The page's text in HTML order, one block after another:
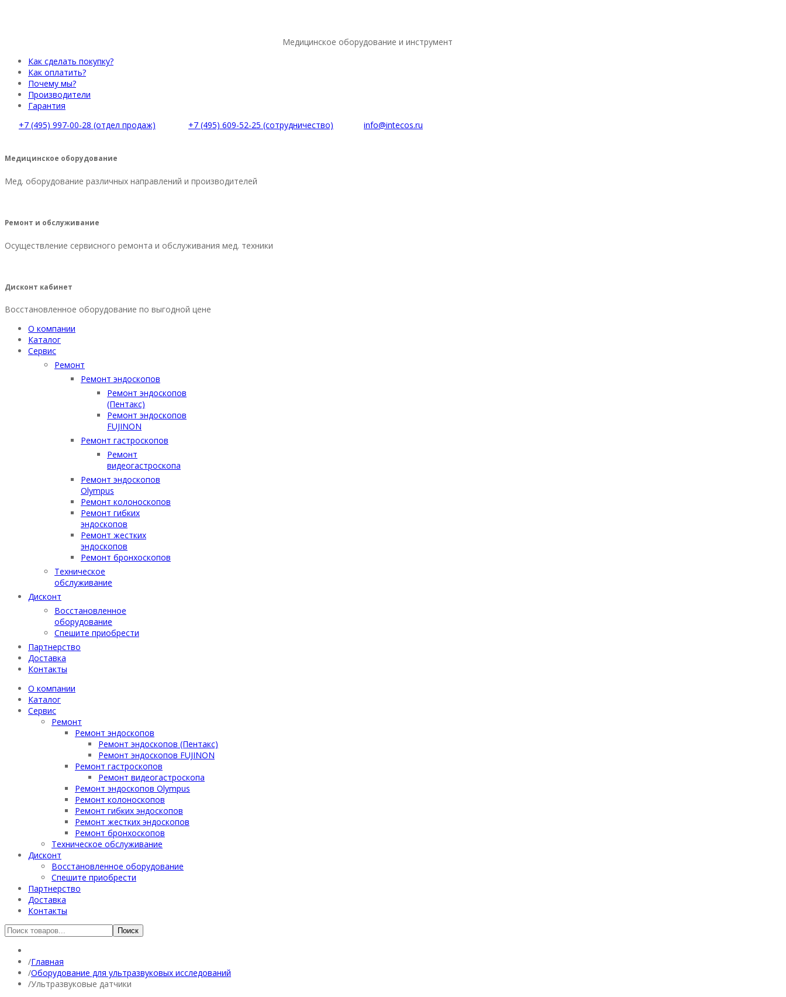
Медицинское оборудование и инструмент
Как сделать покупку?
Как оплатить?
Почему мы?
Производители
Гарантия
+7 (495) 997-00-28 (отдел продаж)
+7 (495) 609-52-25 (сотрудничество) info@intecos.ru
Медицинское оборудование
Мед. оборудование различных направлений и производителей
Ремонт и обслуживание
Осуществление сервисного ремонта и обслуживания мед. техники
Дисконт кабинет
Восстановленное оборудование по выгодной цене
О компании
Каталог
Сервис
Ремонт
Ремонт эндоскопов
Ремонт эндоскопов
(Пентакс)
Ремонт эндоскопов
FUJINON
Ремонт гастроскопов
Ремонт
видеогастроскопа
Ремонт эндоскопов
Olympus
Ремонт колоноскопов
Ремонт гибких
эндоскопов
Ремонт жестких
эндоскопов
Ремонт бронхоскопов
Техническое
обслуживание
Дисконт
Восстановленное
оборудование
Спешите приобрести
Партнерство
Доставка
Контакты
О компании
Каталог
Сервис
Ремонт
Ремонт эндоскопов
Ремонт эндоскопов (Пентакс)
Ремонт эндоскопов FUJINON
Ремонт гастроскопов
Ремонт видеогастроскопа
Ремонт эндоскопов Olympus
Ремонт колоноскопов
Ремонт гибких эндоскопов
Ремонт жестких эндоскопов
Ремонт бронхоскопов
Техническое обслуживание
Дисконт
Восстановленное оборудование
Спешите приобрести
Партнерство
Доставка
Контакты
Главная
Оборудование для ультразвуковых исследований
Ультразвуковые датчики